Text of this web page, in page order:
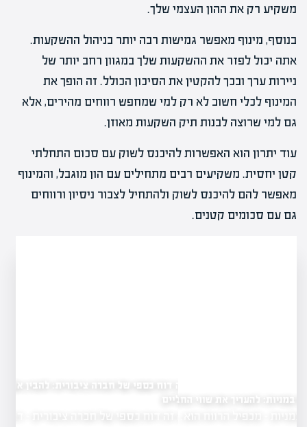
משקיע רק את ההון העצמי שלך.
בנוסף, מינוף מאפשר גמישות רבה יותר בניהול ההשקעות.
אתה יכול לפזר את ההשקעות שלך במגוון רחב יותר של
ניירות ערך ובכך להקטין את הסיכון הכולל. זה הופך את
המינוף לכלי חשוב לא רק למי שמחפש רווחים מהירים, אלא
גם למי שרוצה לבנות תיק השקעות מאוזן.
עוד יתרון הוא האפשרות להיכנס לשוק עם סכום התחלתי
קטן יחסית. משקיעים רבים מתחילים עם הון מוגבל, והמינוף
מאפשר להם להיכנס לשוק ולהתחיל לצבור ניסיון ורווחים
גם עם סכומים קטנים.
את שווי החברה
מה זה דוח כספי של חברה ציבורית: להבין את הנתונים
הכלכליים